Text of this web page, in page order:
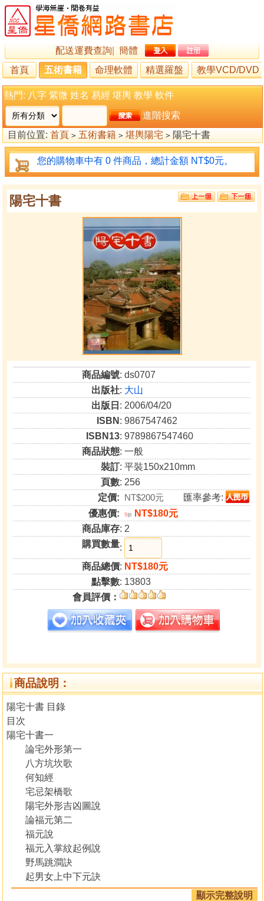
配送運費查詢
簡體
首頁
五術書籍 命理軟體 精選羅盤 教學VCD/DVD
熱門: 八字 紫微 姓名 易經 堪輿 教學 軟件
進階搜索
目前位置: 首頁 > 五術書籍 > 堪輿陽宅 > 陽宅十書
您的購物車中有 0 件商品，總計金額 NT$0元。
陽宅十書
商品編號: ds0707
出版社: 大山
出版日 : 2006/04/20
ISBN : 9867547462
ISBN13: 9789867547460
商品狀態: 一般
裝訂: 平裝150x210mm
頁數: 256
定價: NT$200元
匯率參考:
優惠價:
9折
NT$180元
商品庫存: 2
購買數量:
商品總價: NT$180元
點擊數: 13803
會員評價：
商品說明：
陽宅十書 目錄
目次
陽宅十書一
論宅外形第一
八方坑坎歌
何知經
宅忌架橋歌
陽宅外形吉凶圖說
論福元第二
福元說
福元入掌紋起例說
野馬跳澗訣
起男女上中下元訣
三元甲子福德宮定局
顯示完整說明